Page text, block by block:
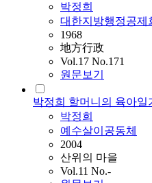
박정희
대한지방행정공제
1968
地方行政
Vol.17 No.171
원문보기
박정희 할머니의 육아일
박정희
예수살이공동체
2004
산위의 마을
Vol.11 No.-